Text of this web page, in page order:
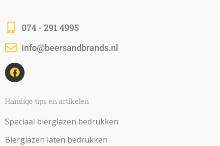
074 - 291 4995
info@beersandbrands.nl
F
a
c
b
o
Handige tips en artikelen
Speciaal bierglazen bedrukken
Bierglazen laten bedrukken